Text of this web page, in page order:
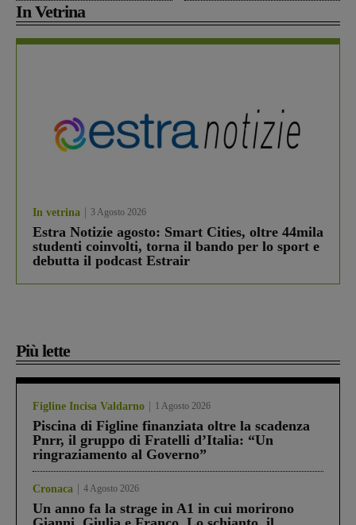
In Vetrina
In vetrina 3 Agosto 2026
Estra Notizie agosto: Smart Cities, oltre 44mila
studenti coinvolti, torna il bando per lo sport e
debutta il podcast Estrair
Più lette
Figline Incisa Valdarno 1 Agosto 2026
Piscina di Figline finanziata oltre la scadenza
Pnrr, il gruppo di Fratelli d’Italia: “Un
ringraziamento al Governo”
Cronaca 4 Agosto 2026
Un anno fa la strage in A1 in cui morirono